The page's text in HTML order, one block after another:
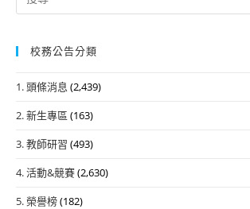
for:
校務公告分類
1. 頭條消息 (2,439)
2. 新生專區 (163)
3. 教師研習 (493)
4. 活動&競賽(2,630)
5. 榮譽榜(182)